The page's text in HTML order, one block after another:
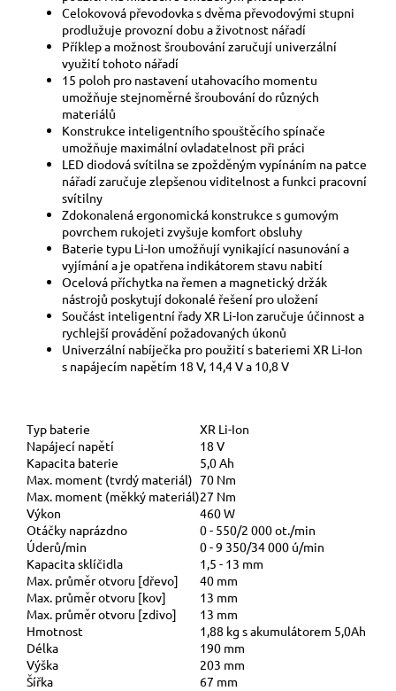
Celokovová převodovka s dvěma převodovými stupni
prodlužuje provozní dobu a životnost nářadí
Příklep a možnost šroubování zaručují univerzální
využití tohoto nářadí
15 poloh pro nastavení utahovacího momentu
umožňuje stejnoměrné šroubování do různých
materiálů
Konstrukce inteligentního spouštěcího spínače
umožňuje maximální ovladatelnost při práci
LED diodová svítilna se zpožděným vypínáním na patce
nářadí zaručuje zlepšenou viditelnost a funkci pracovní
svítilny
Zdokonalená ergonomická konstrukce s gumovým
povrchem rukojeti zvyšuje komfort obsluhy
Baterie typu Li-Ion umožňují vynikající nasunování a
vyjímání a je opatřena indikátorem stavu nabití
Ocelová příchytka na řemen a magnetický držák
nástrojů poskytují dokonalé řešení pro uložení
Součást inteligentní řady XR Li-Ion zaručuje účinnost a
rychlejší provádění požadovaných úkonů
Univerzální nabíječka pro použití s bateriemi XR Li-Ion
s napájecím napětím 18 V, 14,4 V a 10,8 V
Typ baterie
XR Li-Ion
Napájecí napětí
18 V
Kapacita baterie
5,0 Ah
Max. moment (tvrdý materiál) 70 Nm
Max. moment (měkký materiál)27 Nm
Výkon
460 W
Otáčky naprázdno
0 - 550/2 000 ot./min
Úderů/min
0 - 9 350/34 000 ú/min
Kapacita sklíčidla
1,5 - 13 mm
Max. průměr otvoru [dřevo]
40 mm
Max. průměr otvoru [kov]
13 mm
Max. průměr otvoru [zdivo]
13 mm
Hmotnost
1,88 kg s akumulátorem 5,0Ah
Délka
190 mm
Výška
203 mm
Šířka
67 mm